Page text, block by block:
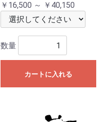
￥16,500 ～ ￥40,150
数量
カートに入れる